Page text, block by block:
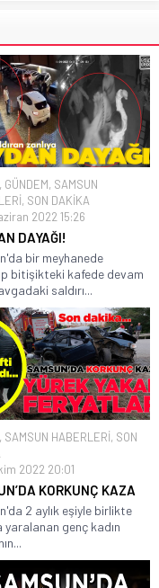
, GÜNDEM, SAMSUN
, SON DAKİKA
2022 15:26
DAYAĞI!
bir meyhanede
bitişikteki kafede devam
saldırı...
, SAMSUN HABERLERİ, SON
2022 20:01
KORKUNÇ KAZA
2 aylık eşiyle birlikte
yaralanan genç kadın